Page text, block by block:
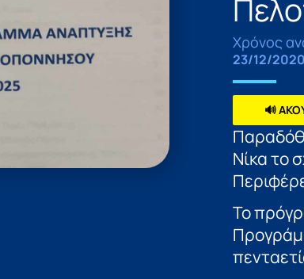
Χρόνος
23/12/2020
🔊
Νίκα το
Το